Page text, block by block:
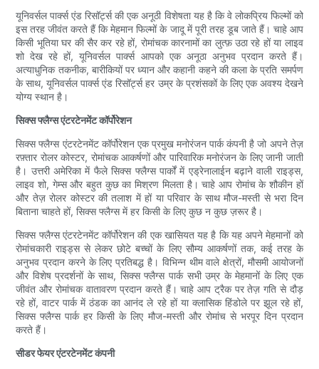
यूनिवर्सल पार्क्स एंड रिसॉर्ट्स की एक अनूठी विशेषता यह है कि वे लोकप्रिय फिल्मों को
इस तरह जीवंत करते हैं कि मेहमान फिल्मों के जादू में पूरी तरह डूब जाते हैं। चाहे आप
किसी भूतिया घर की सैर कर रहे हों, रोमांचक कारनामों का लुत्फ़ उठा रहे हों या लाइव
शो देख रहे हों, यूनिवर्सल पार्क्स आपको एक अनूठा अनुभव प्रदान करते हैं।
अत्याधुनिक तकनीक, बारीकियों पर ध्यान और कहानी कहने की कला के प्रति समर्पण
के साथ, यूनिवर्सल पार्क्स एंड रिसॉर्ट्स हर उम्र के प्रशंसकों के लिए एक अवश्य देखने
योग्य स्थान है।
सिक्स फ्लैग्स एंटरटेनमेंट कॉर्पोरेशन
सिक्स फ्लैग्स एंटरटेनमेंट कॉर्पोरेशन एक प्रमुख मनोरंजन पार्क कंपनी है जो अपने तेज़
रफ़्तार रोलर कोस्टर, रोमांचक आकर्षणों और पारिवारिक मनोरंजन के लिए जानी जाती
है। उत्तरी अमेरिका में फैले सिक्स फ्लैग्स पार्कों में एड्रेनालाईन बढ़ाने वाली राइड्स,
लाइव शो, गेम्स और बहुत कुछ का मिश्रण मिलता है। चाहे आप रोमांच के शौकीन हों
और तेज़ रोलर कोस्टर की तलाश में हों या परिवार के साथ मौज-मस्ती से भरा दिन
बिताना चाहते हों, सिक्स फ्लैग्स में हर किसी के लिए कुछ न कुछ ज़रूर है।
सिक्स फ्लैग्स एंटरटेनमेंट कॉर्पोरेशन की एक खासियत यह है कि यह अपने मेहमानों को
रोमांचकारी राइड्स से लेकर छोटे बच्चों के लिए सौम्य आकर्षणों तक, कई तरह के
अनुभव प्रदान करने के लिए प्रतिबद्ध है। विभिन्न थीम वाले क्षेत्रों, मौसमी आयोजनों
और विशेष प्रदर्शनों के साथ, सिक्स फ्लैग्स पार्क सभी उम्र के मेहमानों के लिए एक
जीवंत और रोमांचक वातावरण प्रदान करते हैं। चाहे आप ट्रैक पर तेज़ गति से दौड़
रहे हों, वाटर पार्क में ठंडक का आनंद ले रहे हों या क्लासिक हिंडोले पर झूल रहे हों,
सिक्स फ्लैग्स पार्क हर किसी के लिए मौज-मस्ती और रोमांच से भरपूर दिन प्रदान
करते हैं।
सीडर फेयर एंटरटेनमेंट कंपनी